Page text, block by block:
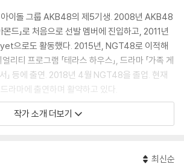
아이돌 그룹 AKB48의 제5기생. 2008년 AKB48
몬드」로 처음으로 선발 멤버에 진입하고, 2011년
으로도 활동했다. 2015년, NGT48로 이적해
리티 프로그램 「테라스 하우스」, 드라마 「가족 게
서」 등에 출연. 2018년 4월 NGT48을 졸업. 현재
라마에 출연하며 활약하고 있다.
작가 소개 더보기
최신순